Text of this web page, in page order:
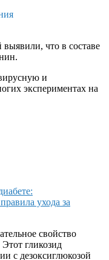
что в составе
и
экспериментах на
ухода за
свойство
гликозид
с дезоксиглюкозой